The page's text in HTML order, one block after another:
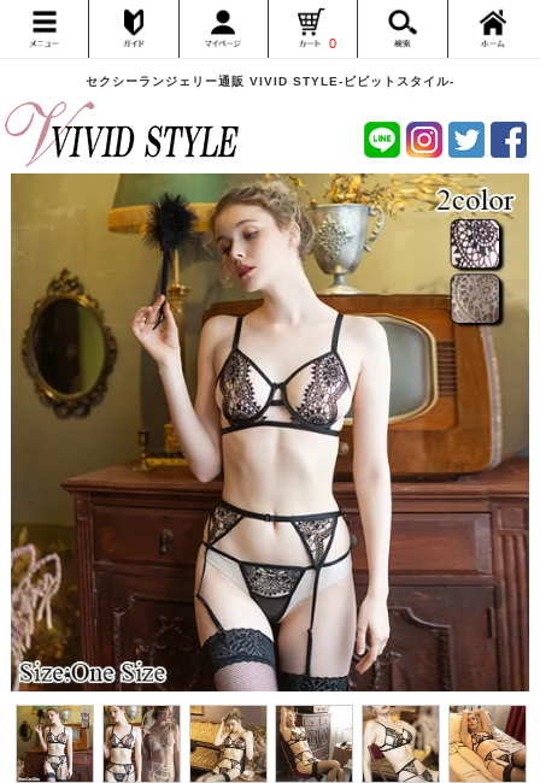
セクシーランジェリー通販 VIVID STYLE-ビビットスタイル-
0